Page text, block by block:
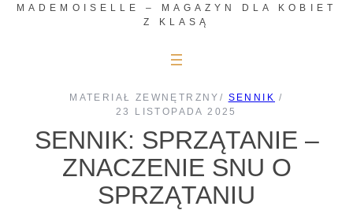
MADEMOISELLE – MAGAZYN DLA KOBIET
Z KLASĄ
MATERIAŁ ZEWNĘTRZNY / SENNIK /
23 LISTOPADA 2025
SENNIK: SPRZĄTANIE –
ZNACZENIE SNU O
SPRZĄTANIU